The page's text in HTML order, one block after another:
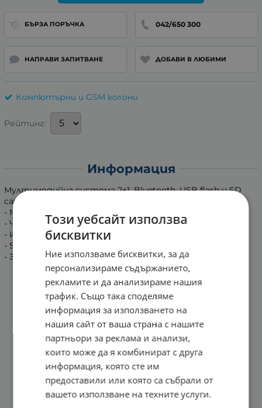
БЪРЗА ПОРЪЧКА 042/650 300
НАПРАВИ ЗАПИТВАНЕ ДОБАВИ В ЛЮБИМИ
Компютърни и GSM колони
Рейтинг:
Информация
Мултимедийна система 2+1, Bluetooth, USB flash и SD
card MP3 плеър, дистанционно управление.
- Мощност: 2х3W + 1x5W RMS за бууфер
- Честотна Характерстика: 20HZ-18KHZ
- Импеданс: 4ом
- S/N:75dB
- Захранване: USB 5V
Този уебсайт използва
бисквитки
Ние използваме бисквитки, за да
персонализираме съдържанието,
рекламите и да анализираме нашия
трафик. Също така споделяме
информация за използването на
нашия сайт от ваша страна с нашите
партньори за реклама и анализи,
които може да я комбинират с друга
информация, която сте им
предоставили или която са събрали от
вашето използване на техните услуги.